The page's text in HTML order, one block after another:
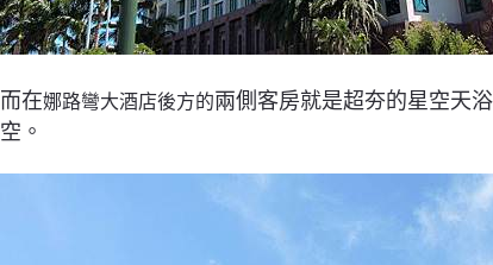
而在娜路彎大酒店後方的兩側客房就是超夯的星空天
空。